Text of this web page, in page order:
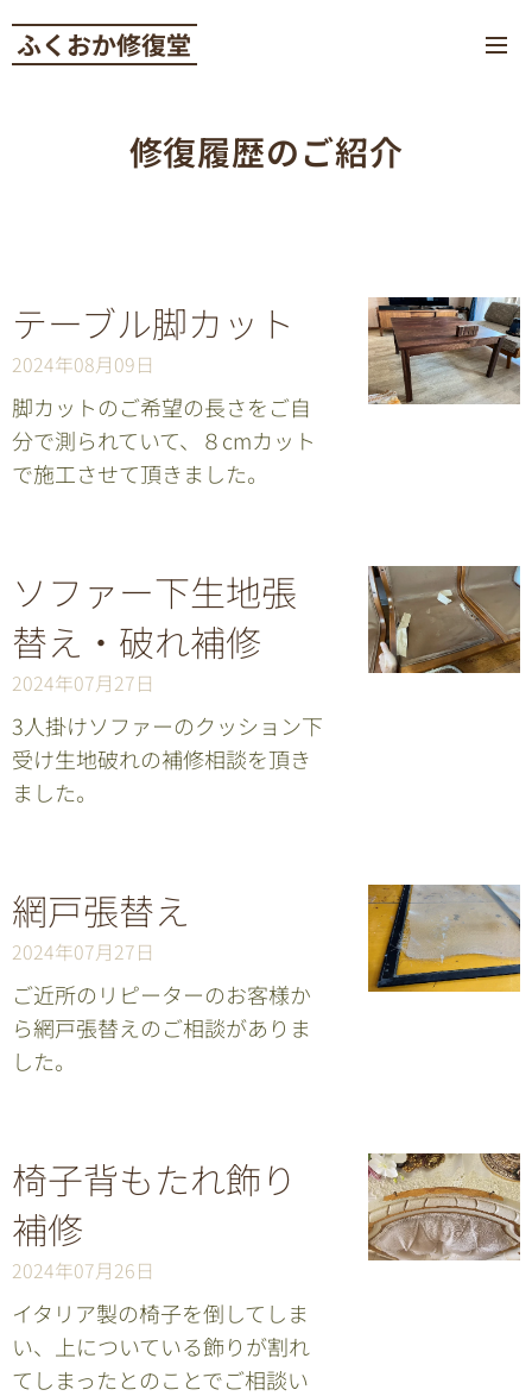
ふくおか修復堂
修復履歴のご紹介
テーブル脚カット
2024年08月09日
脚カットのご希望の長さをご自
分で測られていて、８cmカット
で施工させて頂きました。
ソファー下生地張
替え・破れ補修
2024年07月27日
3人掛けソファーのクッション下
受け生地破れの補修相談を頂き
ました。
網戸張替え
2024年07月27日
ご近所のリピーターのお客様か
ら網戸張替えのご相談がありま
した。
椅子背もたれ飾り
補修
2024年07月26日
イタリア製の椅子を倒してしま
い、上についている飾りが割れ
てしまったとのことでご相談い